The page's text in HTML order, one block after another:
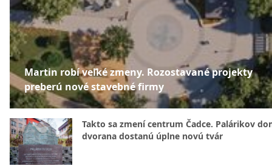
Martin robí veľké zmeny. Rozostavané projekty
preberú nové stavebné firmy
Takto sa zmení centrum Čadce. Palárikov
dvorana dostanú úplne novú tvár